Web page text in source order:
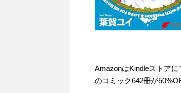
AmazonはKindleストア
のコミック642冊が